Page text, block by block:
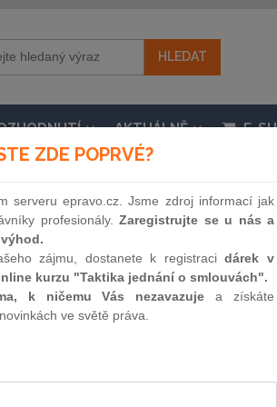
AKTUÁLNĚ E-
trestní zákoník, ve znění
řád), ve znění pozdějších
115 / 2011
ZDE POPRVÉ?
serveru epravo.cz. Jsme zdroj informací jak
profesionály.Zaregistrujte se u nás a
zájmu, dostanete k registracidárek v
kurzu "Taktika jednání o smlouvách".
k ničemu Vás nezavazuje a získáte
ve světě práva.